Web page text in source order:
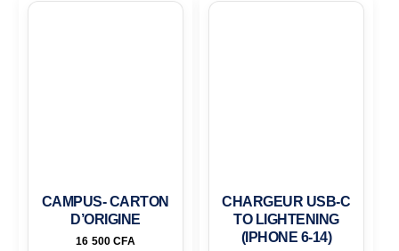
CAMPUS- CARTON
D’ORIGINE
16 500CFA
CHARGEUR USB-C
TO LIGHTENING
(IPHONE 6-14)